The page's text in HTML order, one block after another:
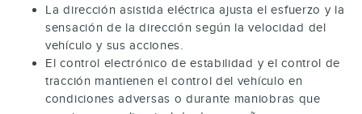
La dirección asistida eléctrica ajusta el esfuerzo y la
sensación de la dirección según la velocidad del
vehículo y sus acciones.
El control electrónico de estabilidad y el control de
tracción mantienen el control del vehículo en
condiciones adversas o durante maniobras que